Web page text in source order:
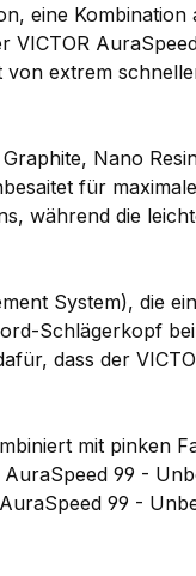
eine
extrem
Nano
für
während die
System), die
Schlägerkopf
dass der
mit pinken
99 -
99 -